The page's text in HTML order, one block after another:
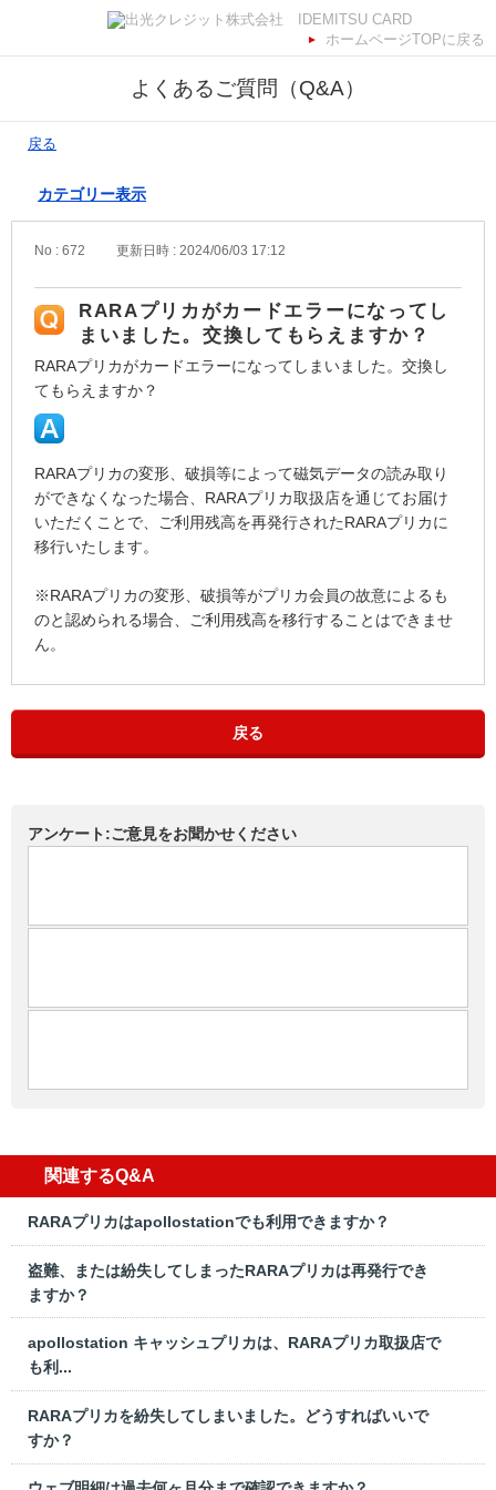
ホームページTOPに戻る
よくあるご質問（Q&A）
戻る
カテゴリー表示
No : 672 更新日時 : 2024/06/03 17:12
RARAプリカがカードエラーになってし
まいました。交換してもらえますか？
RARAプリカがカードエラーになってしまいました。交換し
てもらえますか？
RARAプリカの変形、破損等によって磁気データの読み取り
ができなくなった場合、RARAプリカ取扱店を通じてお届け
いただくことで、ご利用残高を再発行されたRARAプリカに
移行いたします。
※RARAプリカの変形、破損等がプリカ会員の故意によるも
のと認められる場合、ご利用残高を移行することはできませ
ん。
戻る
アンケート:ご意見をお聞かせください
関連するQ&A
RARAプリカはapollostationでも利用できますか？
盗難、または紛失してしまったRARAプリカは再発行でき
ますか？
apollostation キャッシュプリカは、RARAプリカ取扱店で
も利...
RARAプリカを紛失してしまいました。どうすればいいで
すか？